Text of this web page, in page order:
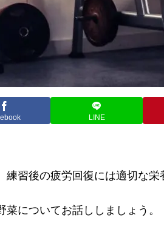
LINE
習後の疲労回復には適切な栄
についてお話ししましょう。